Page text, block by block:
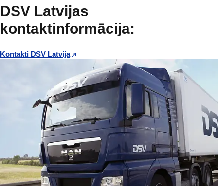
DSV Latvijas
kontaktinformācija:
Kontakti DSV Latvija